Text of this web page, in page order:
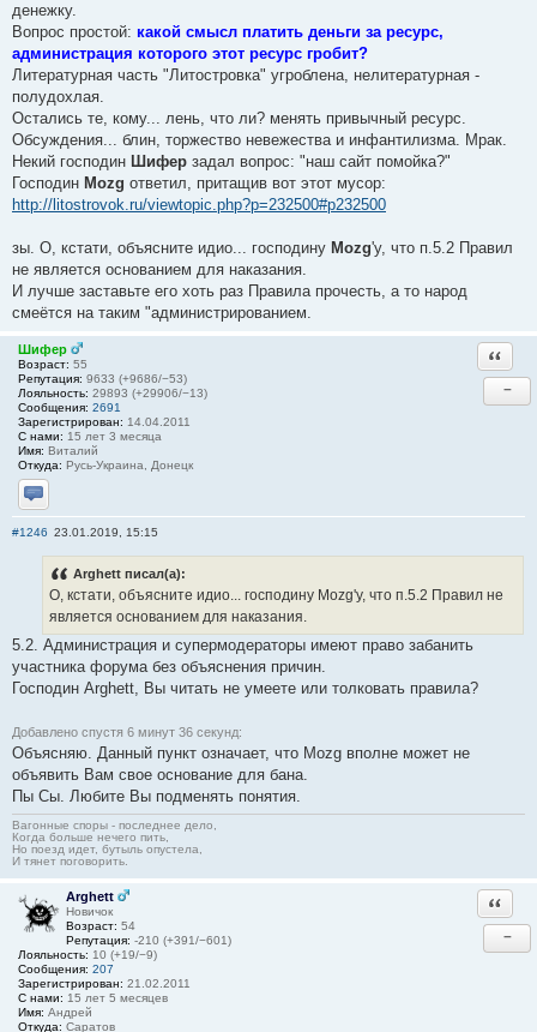
денежку.
Вопрос простой: какой смысл платить деньги за ресурс,
администрация которого этот ресурс гробит?
Литературная часть "Литостровка" угроблена, нелитературная -
полудохлая.
Остались те, кому... лень, что ли? менять привычный ресурс.
Обсуждения... блин, торжество невежества и инфантилизма. Мрак.
Некий господин Шифер задал вопрос: "наш сайт помойка?"
Господин Mozg ответил, притащив вот этот мусор:
http://litostrovok.ru/viewtopic.php?p=232500#p232500
зы. О, кстати, объясните идио... господину Mozg'у, что п.5.2 Правил
не является основанием для наказания.
И лучше заставьте его хоть раз Правила прочесть, а то народ
смеётся на таким "администрированием.
Шифер
Возраст: 55
Репутация: 9633 (+9686/−53)
Лояльность: 29893 (+29906/−13)
Сообщения: 2691
Зарегистрирован: 14.04.2011
С нами: 15 лет 3 месяца
Имя: Виталий
Откуда: Русь-Украина, Донецк
Отправить личное сообщение
−
#1246 23.01.2019, 15:15
Arghett писал(а):
О, кстати, объясните идио... господину Mozg'у, что п.5.2 Правил не
является основанием для наказания.
5.2. Администрация и супермодераторы имеют право забанить
участника форума без объяснения причин.
Господин Arghett, Вы читать не умеете или толковать правила?
Добавлено спустя 6 минут 36 секунд:
Объясняю. Данный пункт означает, что Mozg вполне может не
объявить Вам свое основание для бана.
Пы Сы. Любите Вы подменять понятия.
Вагонные споры - последнее дело,
Когда больше нечего пить,
Но поезд идет, бутыль опустела,
И тянет поговорить.
Arghett
Новичок
Возраст: 54
Репутация: -210 (+391/−601)
Лояльность: 10 (+19/−9)
Сообщения: 207
Зарегистрирован: 21.02.2011
С нами: 15 лет 5 месяцев
Имя: Андрей
Откуда: Саратов
−